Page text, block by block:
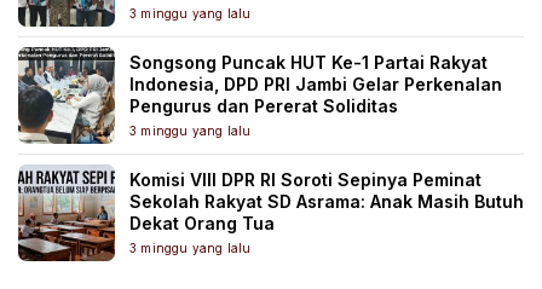
3 minggu yang lalu
Songsong Puncak HUT Ke-1 Partai Rakyat
Indonesia, DPD PRI Jambi Gelar Perkenalan
Pengurus dan Pererat Soliditas
3 minggu yang lalu
Komisi VIII DPR RI Soroti Sepinya Peminat
Sekolah Rakyat SD Asrama: Anak Masih Butuh
Dekat Orang Tua
3 minggu yang lalu